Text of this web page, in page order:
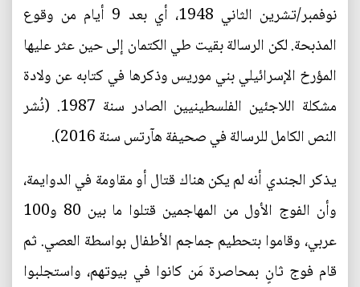
نوفمبر/تشرين الثاني 1948، أي بعد 9 أيام من وقوع
المذبحة. لكن الرسالة بقيت طي الكتمان إلى حين عثر عليها
المؤرخ الإسرائيلي بني موريس وذكرها في كتابه عن ولادة
مشكلة اللاجئين الفلسطينيين الصادر سنة 1987. (نُشر
النص الكامل للرسالة في صحيفة هآرتس سنة 2016).
يذكر الجندي أنه لم يكن هناك قتال أو مقاومة في الدوايمة،
وأن الفوج الأول من المهاجمين قتلوا ما بين 80 و100
عربي، وقاموا بتحطيم جماجم الأطفال بواسطة العصي. ثم
قام فوج ثانٍ بمحاصرة مَن كانوا في بيوتهم، واستجلبوا